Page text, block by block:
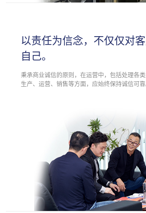
以责任为信念，不仅仅对
自己。
秉承商业诚信的原则，在运营中，包括处理各类
生产、运营、销售等方面，应始终保持诚信可靠